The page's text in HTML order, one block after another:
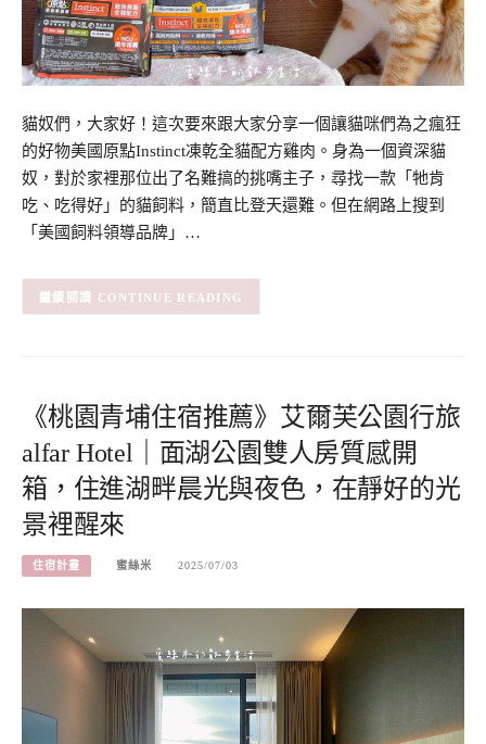
貓奴們，大家好！這次要來跟大家分享一個讓貓咪們為之瘋狂
的好物美國原點Instinct凍乾全貓配方雞肉。身為一個資深貓
奴，對於家裡那位出了名難搞的挑嘴主子，尋找一款「牠肯
吃、吃得好」的貓飼料，簡直比登天還難。但在網路上搜到
「美國飼料領導品牌」…
CONTINUE READING
《桃園青埔住宿推薦》艾爾芙公園行旅
alfar Hotel｜面湖公園雙人房質感開
箱，住進湖畔晨光與夜色，在靜好的光
景裡醒來
住宿計畫 蜜絲米 2025/07/03